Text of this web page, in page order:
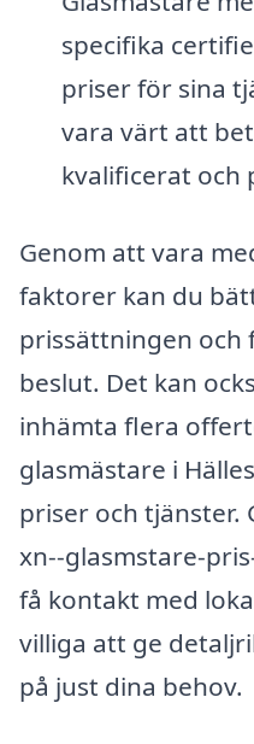
specifika
priser för sina
vara värt att
kvalificerat och
Genom att vara
faktorer kan du
prissättningen
beslut. Det kan
inhämta flera
glasmästare i
priser och tjänster.
xn--glasmstare-
få kontakt med
villiga att ge
på just dina behov.